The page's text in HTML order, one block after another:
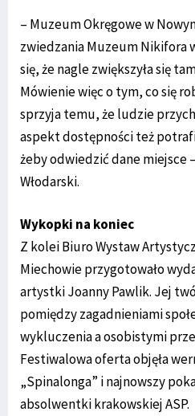
– Muzeum Okręgowe w
zwiedzania Muzeum Nikifora
się, że nagle zwiększyła się
Mówienie więc o tym, co się
sprzyja temu, że ludzie
aspekt dostępności też
żeby odwiedzić dane miejsce
Włodarski.
Wykopki na koniec
Z kolei Biuro Wystaw
Miechowie przygotowało
artystki Joanny Pawlik. Jej
pomiędzy zagadnieniami
wykluczenia a osobistymi
Festiwalowa oferta objęła
„Spinalonga” i najnowszy
absolwentki krakowskiej ASP.